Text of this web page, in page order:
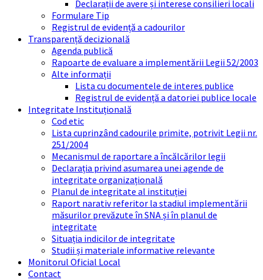
Declarații de avere și interese consilieri locali
Formulare Tip
Registrul de evidență a cadourilor
Transparență decizională
Agenda publică
Rapoarte de evaluare a implementării Legii 52/2003
Alte informații
Lista cu documentele de interes publice
Registrul de evidență a datoriei publice locale
Integritate Instituțională
Cod etic
Lista cuprinzând cadourile primite, potrivit Legii nr.
251/2004
Mecanismul de raportare a încălcărilor legii
Declarația privind asumarea unei agende de
integritate organizațională
Planul de integritate al instituției
Raport narativ referitor la stadiul implementării
măsurilor prevăzute în SNA și în planul de
integritate
Situația indicilor de integritate
Studii și materiale informative relevante
Monitorul Oficial Local
Contact